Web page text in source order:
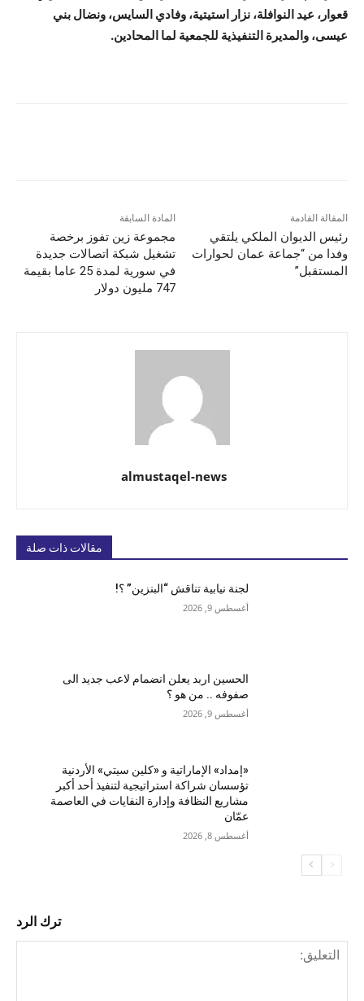
قعوار، عيد النوافلة، نزار استيتية، وفادي السايس، ونضال بني
عيسى، والمديرة التنفيذية للجمعية لما المحادين.
المادة السابقة
مجموعة زين تفوز برخصة
تشغيل شبكة اتصالات جديدة
في سورية لمدة 25 عاما بقيمة
747 مليون دولار
المقالة القادمة
رئيس الديوان الملكي يلتقي
وفدا من “جماعة عمان لحوارات
المستقبل”
almustaqel-news
مقالات ذات صلة
لجنة نيابية تناقش “البنزين” ؟!
أغسطس 9, 2026
الحسين اربد يعلن انضمام لاعب جديد الى
صفوفه .. من هو ؟
أغسطس 9, 2026
«إمداد» الإماراتية و «كلين سيتي» الأردنية
تؤسسان شراكة استراتيجية لتنفيذ أحد أكبر
مشاريع النظافة وإدارة النفايات في العاصمة
عمّان
أغسطس 8, 2026
ترك الرد